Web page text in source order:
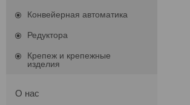
Конвейерная автоматика
Редуктора
Крепеж и крепежные
изделия
О нас